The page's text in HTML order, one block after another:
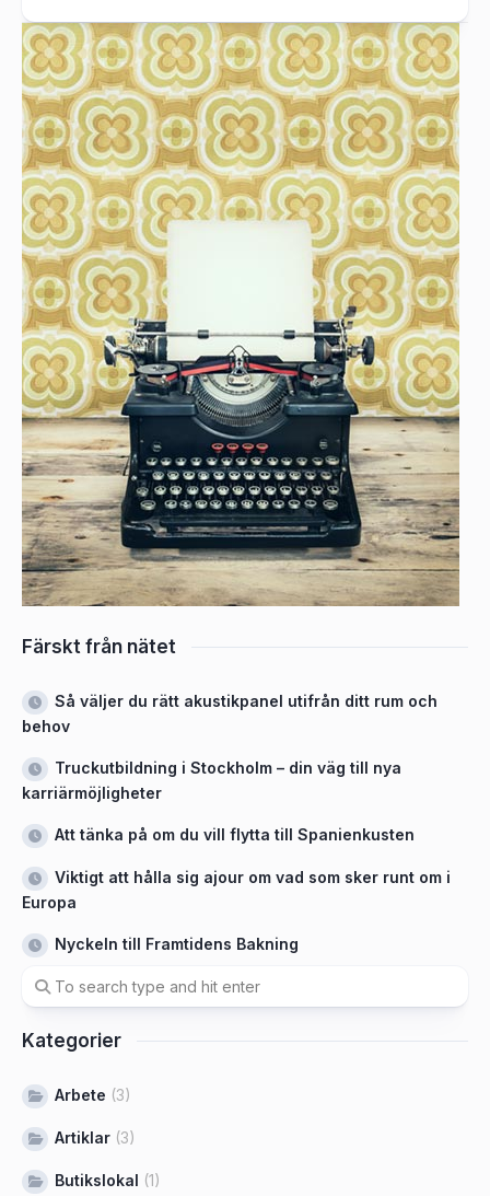
Färskt från nätet
Så väljer du rätt akustikpanel utifrån ditt rum och
behov
Truckutbildning i Stockholm – din väg till nya
karriärmöjligheter
Att tänka på om du vill flytta till Spanienkusten
Viktigt att hålla sig ajour om vad som sker runt om i
Europa
Nyckeln till Framtidens Bakning
Kategorier
Arbete (3)
Artiklar (3)
Butikslokal (1)